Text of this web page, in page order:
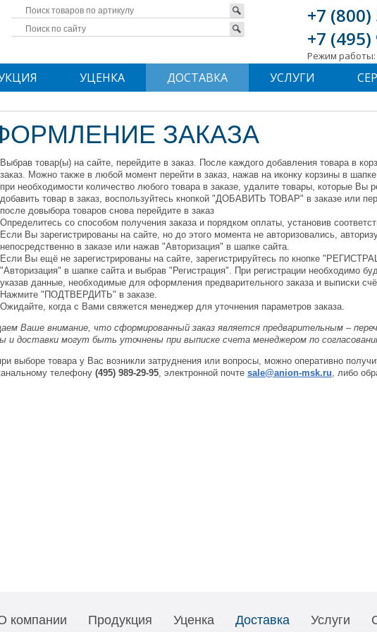
+7
+7
Режим работы:
УЦЕНКА ДОСТАВКА УСЛУГИ
ЗАКАЗА
Выбрав товар(ы) на сайте, перейдите в заказ. После каждого добавления товара в
заказ. Можно также в любой момент перейти в заказ, нажав на иконку корзины в
при необходимости количество любого товара в заказе, удалите товары, которые Вы
добавить товар в заказ, воспользуйтесь кнопкой "ДОБАВИТЬ ТОВАР" в заказе или
после довыбора товаров снова перейдите в заказ
Определитесь со способом получения заказа и порядком оплаты, установив
Если Вы зарегистрированы на сайте, но до этого момента не авторизовались,
непосредственно в заказе или нажав "Авторизация" в шапке сайта.
Если Вы ещё не зарегистрированы на сайте, зарегистрируйтесь по кнопке
"Авторизация" в шапке сайта и выбрав "Регистрация". При регистрации необходимо
указав данные, необходимые для оформления предварительного заказа и выписки
Нажмите "ПОДТВЕРДИТЬ" в заказе.
Ожидайте, когда с Вами свяжется менеджер для уточнения параметров заказа.
Ваше внимание, что сформированный заказ является предварительным –
и доставки могут быть уточнены при выписке счета менеджером по
выборе товара у Вас возникли затруднения или вопросы, можно оперативно
телефону (495) 989-29-95, электронной почте sale@anion-msk.ru, либо
компании Продукция Уценка Доставка Услуги